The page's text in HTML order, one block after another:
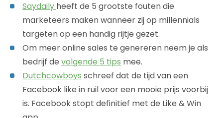
Saydaily heeft de 5 grootste fouten die
marketeers maken wanneer zij op millennials
targeten op een handig rijtje gezet.
Om meer online sales te genereren neem je als
bedrijf de volgende 5 tips mee.
Dutchcowboys schreef dat de tijd van een
Facebook like in ruil voor een mooie prijs voorbij
is. Facebook stopt definitief met de Like & Win